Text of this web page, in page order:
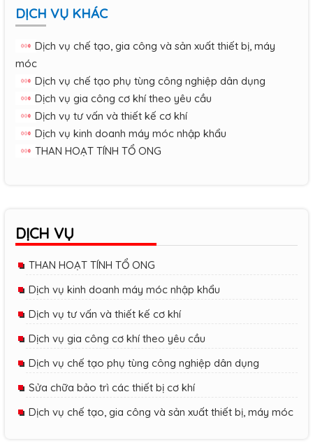
DỊCH VỤ KHÁC
Dịch vụ chế tạo, gia công và sản xuất thiết bị, máy
móc
Dịch vụ chế tạo phụ tùng công nghiệp dân dụng
Dịch vụ gia công cơ khí theo yêu cầu
Dịch vụ tư vấn và thiết kế cơ khí
Dịch vụ kinh doanh máy móc nhập khẩu
THAN HOẠT TÍNH TỔ ONG
DỊCH VỤ
THAN HOẠT TÍNH TỔ ONG
Dịch vụ kinh doanh máy móc nhập khẩu
Dịch vụ tư vấn và thiết kế cơ khí
Dịch vụ gia công cơ khí theo yêu cầu
Dịch vụ chế tạo phụ tùng công nghiệp dân dụng
Sửa chữa bảo trì các thiết bị cơ khí
Dịch vụ chế tạo, gia công và sản xuất thiết bị, máy móc